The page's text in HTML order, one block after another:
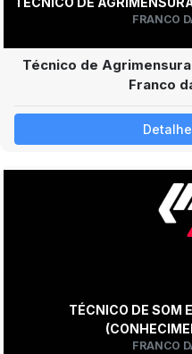
FRANCO
Técnico de
Franco
TÉCNICO DE SOM
FRANCO